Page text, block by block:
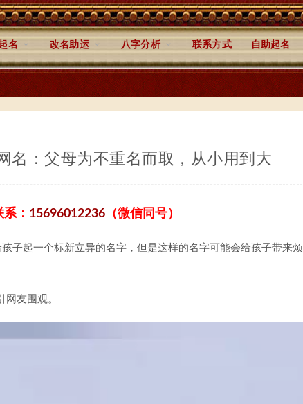
名 改名助运 八字分析 联系方式 自助起名
名：父母为不重名而取，从小用到大
： 15696012236 （微信同号）
子起一个标新立异的名字，但是这样的名字可能会给孩子带来烦
网友围观。